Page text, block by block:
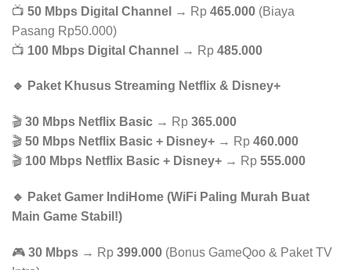
📺 50 Mbps Digital Channel → Rp 465.000 (Biaya
Pasang Rp50.000)
📺 100 Mbps Digital Channel → Rp 485.000
🔹 Paket Khusus Streaming Netflix & Disney+
🎬 30 Mbps Netflix Basic → Rp 365.000
🎬 50 Mbps Netflix Basic + Disney+ → Rp 460.000
🎬 100 Mbps Netflix Basic + Disney+ → Rp 555.000
🔹 Paket Gamer IndiHome (WiFi Paling Murah Buat
Main Game Stabil!)
🎮 30 Mbps → Rp 399.000 (Bonus GameQoo & Paket TV